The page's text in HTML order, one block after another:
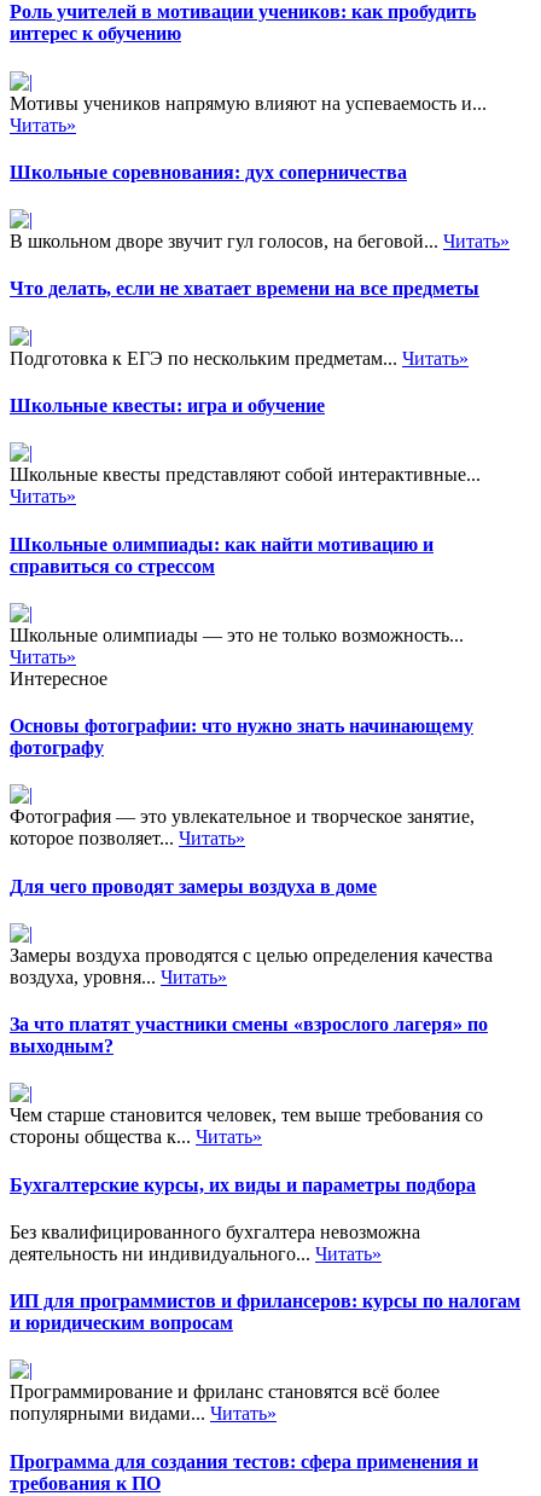
Роль учителей в мотивации учеников: как пробудить
интерес к обучению
Мотивы учеников напрямую влияют на успеваемость и...
Читать»
Школьные соревнования: дух соперничества
В школьном дворе звучит гул голосов, на беговой... Читать»
Что делать, если не хватает времени на все предметы
Подготовка к ЕГЭ по нескольким предметам... Читать»
Школьные квесты: игра и обучение
Школьные квесты представляют собой интерактивные...
Читать»
Школьные олимпиады: как найти мотивацию и
справиться со стрессом
Школьные олимпиады — это не только возможность...
Читать»
Интересное
Основы фотографии: что нужно знать начинающему
фотографу
Фотография — это увлекательное и творческое занятие,
которое позволяет... Читать»
Для чего проводят замеры воздуха в доме
Замеры воздуха проводятся с целью определения качества
воздуха, уровня... Читать»
За что платят участники смены «взрослого лагеря» по
выходным?
Чем старше становится человек, тем выше требования со
стороны общества к... Читать»
Бухгалтерские курсы, их виды и параметры подбора
Без квалифицированного бухгалтера невозможна
деятельность ни индивидуального... Читать»
ИП для программистов и фрилансеров: курсы по налогам
и юридическим вопросам
Программирование и фриланс становятся всё более
популярными видами... Читать»
Программа для создания тестов: сфера применения и
требования к ПО